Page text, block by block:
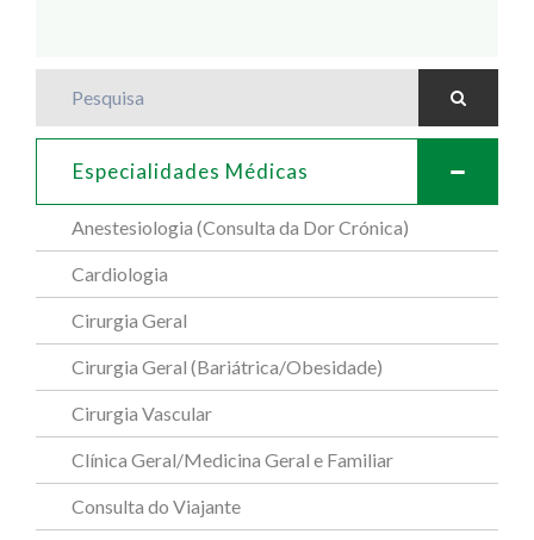
Especialidades Médicas
Anestesiologia (Consulta da Dor Crónica)
Cardiologia
Cirurgia Geral
Cirurgia Geral (Bariátrica/Obesidade)
Cirurgia Vascular
Clínica Geral/Medicina Geral e Familiar
Consulta do Viajante